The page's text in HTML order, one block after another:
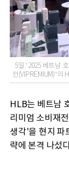
5일 ‘2025 베트남
전(VIPREMIUM)’의
HLB는 베트남
리미엄 소비재
생각'을 현지 파
략에 본격 나섰